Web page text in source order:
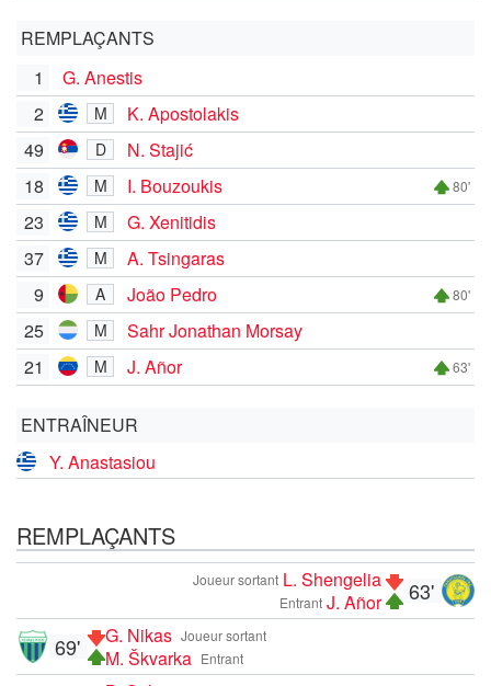
REMPLAÇANTS
1
G. Anestis
2
M
K. Apostolakis
49
D
N. Stajić
18
M I. Bouzoukis 80'
23 M
G. Xenitidis
37
M
A. Tsingaras
9
A João Pedro 80'
25 M
Sahr Jonathan Morsay
21
M J. Añor 63'
ENTRAÎNEUR
Y. Anastasiou
REMPLAÇANTS
63'
Joueur sortant L. Shengelia
Entrant J. Añor
Joueur sortant
G. Nikas
Entrant
M. Škvarka
69'